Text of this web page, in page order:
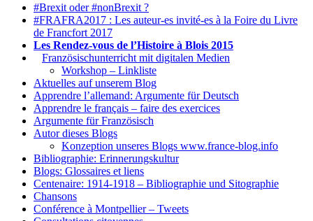
#Brexit oder #nonBrexit ?
#FRAFRA2017 : Les auteur-es invité-es à la Foire du Livre
de Francfort 2017
Les Rendez-vous de l’Histoire à Blois 2015
Französischunterricht mit digitalen Medien
Workshop – Linkliste
Aktuelles auf unserem Blog
Apprendre l’allemand: Argumente für Deutsch
Apprendre le français – faire des exercices
Argumente für Französisch
Autor dieses Blogs
Konzeption unseres Blogs www.france-blog.info
Bibliographie: Erinnerungskultur
Blogs: Glossaires et liens
Centenaire: 1914-1918 – Bibliographie und Sitographie
Chansons
Conférence à Montpellier – Tweets